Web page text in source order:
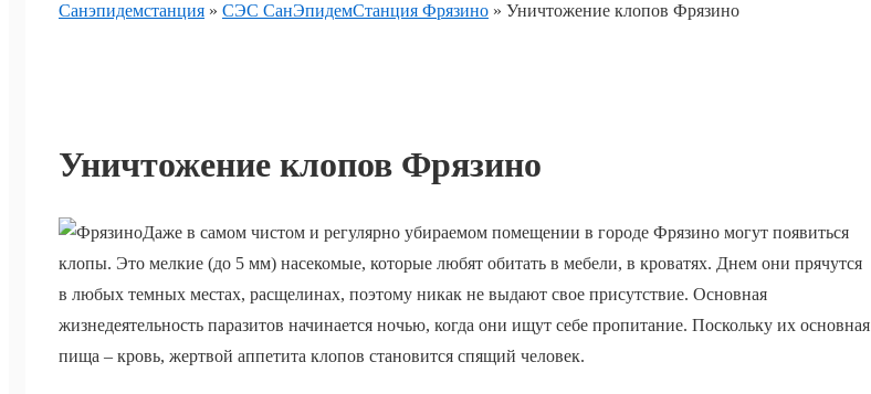
Санэпидемстанция » СЭС СанЭпидемСтанция Фрязино » Уничтожение клопов Фрязино
Уничтожение клопов Фрязино
Даже в самом чистом и регулярно убираемом помещении в городе Фрязино могут появиться
клопы. Это мелкие (до 5 мм) насекомые, которые любят обитать в мебели, в кроватях. Днем они прячутся
в любых темных местах, расщелинах, поэтому никак не выдают свое присутствие. Основная
жизнедеятельность паразитов начинается ночью, когда они ищут себе пропитание. Поскольку их основная
пища – кровь, жертвой аппетита клопов становится спящий человек.